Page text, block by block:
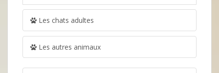
Les chats adultes
Les autres animaux